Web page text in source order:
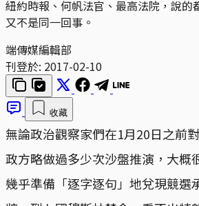
紐約時報、何帆法官、最高法院，說的
又不是同一回事。
端傳媒編輯部
刊登於: 2017-02-10
收藏
無論政治觀察家們在1月20日之前
政方略做過多少次沙盤推演，大概
幾乎準備「逐字逐句」地兌現競選